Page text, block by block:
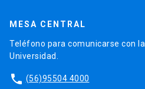
MESA CENTRAL
Teléfono para comunicarse con
Universidad.
phone (56)95504 4000